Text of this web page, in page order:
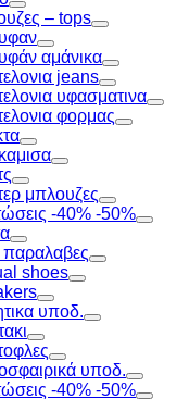
Toggle– tops
Toggle
Toggle
αμάνικα
Toggle
jeans
Toggle
υφασματινα
Toggle
φορμας
Toggle
Toggle
Toggle
Toggle
μπλουζες
Toggle
-40% -50%
Toggle
Toggle
παραλαβες
Toggle
shoes
Toggle
Toggle
υποδ.
Toggle
Toggle
Toggleυποδ.
Toggle
-40% -50%